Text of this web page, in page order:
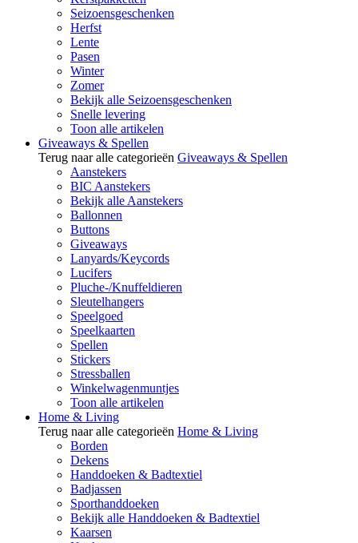
Seizoensgeschenken
Herfst
Lente
Pasen
Winter
Zomer
Bekijk alle Seizoensgeschenken
Snelle levering
Toon alle artikelen
Giveaways & Spellen
Terug naar alle categorieën Giveaways & Spellen
Aanstekers
BIC Aanstekers
Bekijk alle Aanstekers
Ballonnen
Buttons
Giveaways
Lanyards/Keycords
Lucifers
Pluche-/Knuffeldieren
Sleutelhangers
Speelgoed
Speelkaarten
Spellen
Stickers
Stressballen
Winkelwagenmuntjes
Toon alle artikelen
Home & Living
Terug naar alle categorieën Home & Living
Borden
Dekens
Handdoeken & Badtextiel
Badjassen
Sporthanddoeken
Bekijk alle Handdoeken & Badtextiel
Kaarsen